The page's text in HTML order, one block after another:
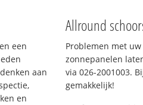
een
aan
en
Allround
Problemen met
zonnepanelen
via 026-2001003.
gemakkelijk!